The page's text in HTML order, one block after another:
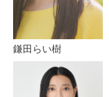
鎌田らい樹